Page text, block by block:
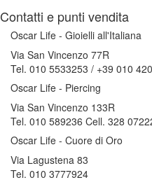
Contatti e punti vendita
Oscar Life - Gioielli all'Italiana
Via San Vincenzo 77R
Tel. 010 5533253 / +39 010
Oscar Life - Piercing
Via San Vincenzo 133R
Tel. 010 589236 Cell. 328
Oscar Life - Cuore di Oro
Via Lagustena 83
Tel. 010 3777924